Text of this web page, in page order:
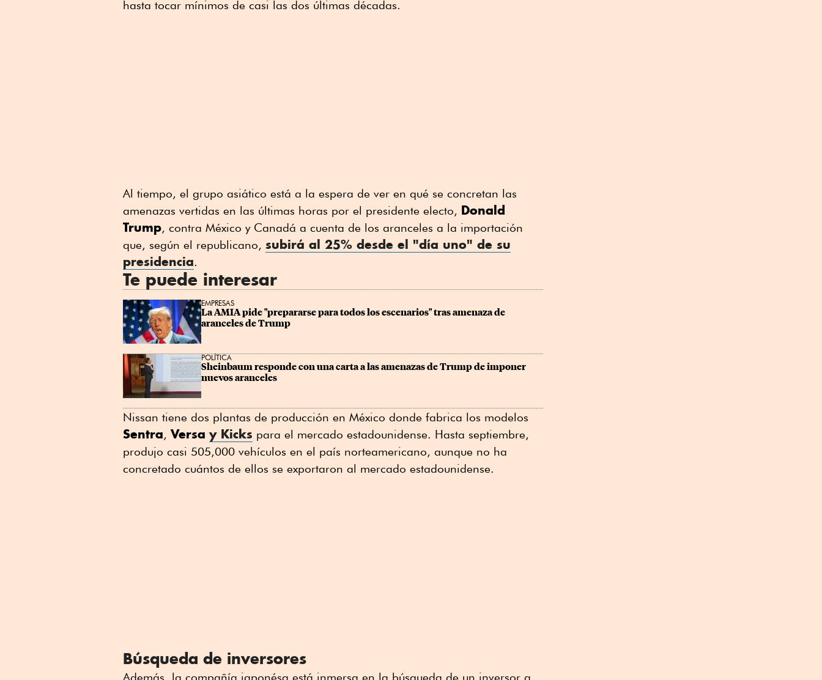
hasta tocar mínimos de casi las dos últimas décadas.
Al tiempo, el grupo asiático está a la espera de ver en qué se concretan las
amenazas vertidas en las últimas horas por el presidente electo, Donald
Trump, contra México y Canadá a cuenta de los aranceles a la importación
que, según el republicano, subirá al 25% desde el "día uno" de su
presidencia.
Te puede interesar
EMPRESAS
La AMIA pide "prepararse para todos los escenarios" tras amenaza de
aranceles de Trump
POLÍTICA
Sheinbaum responde con una carta a las amenazas de Trump de imponer
nuevos aranceles
Nissan tiene dos plantas de producción en México donde fabrica los modelos
Sentra,Versa y Kicks para el mercado estadounidense. Hasta septiembre,
produjo casi 505,000 vehículos en el país norteamericano, aunque no ha
concretado cuántos de ellos se exportaron al mercado estadounidense.
Búsqueda de inversores
Además, la compañía japonésa está inmersa en la búsqueda de un inversor a